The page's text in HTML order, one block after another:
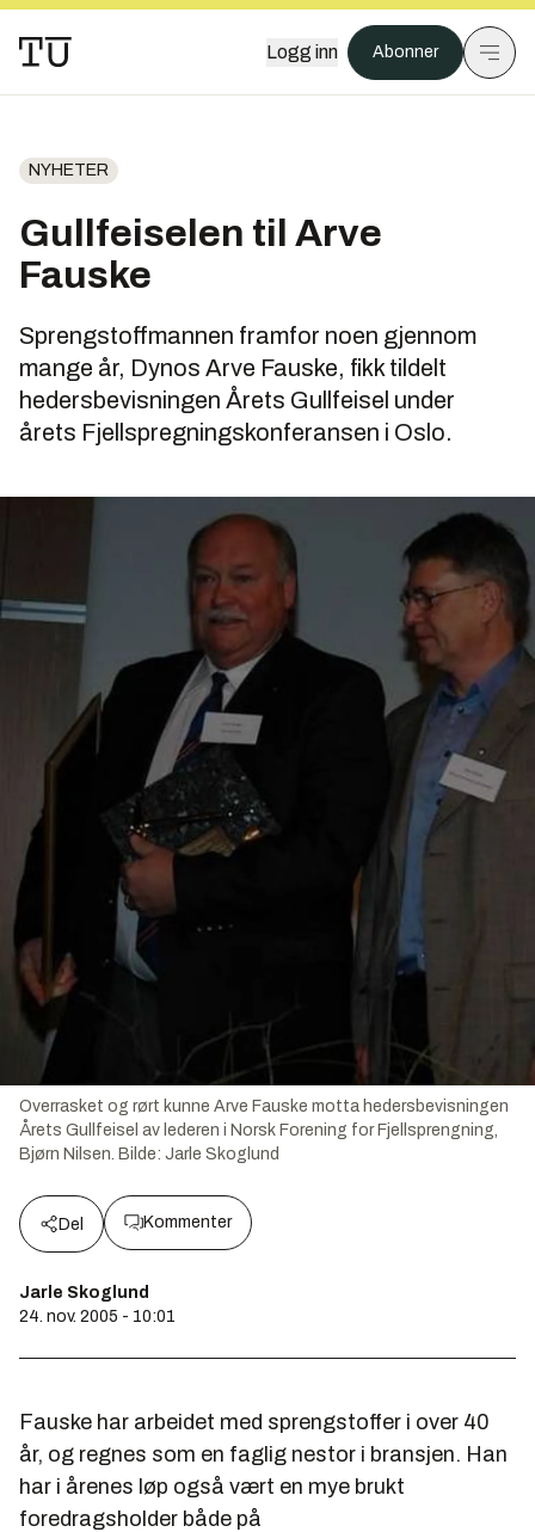
Logg inn Abonner
NYHETER
Gullfeiselen til Arve
Fauske
Sprengstoffmannen framfor noen gjennom
mange år, Dynos Arve Fauske, fikk tildelt
hedersbevisningen Årets Gullfeisel under
årets Fjellspregningskonferansen i Oslo.
Overrasket og rørt kunne Arve Fauske motta hedersbevisningen
Årets Gullfeisel av lederen i Norsk Forening for Fjellsprengning,
Bjørn Nilsen. Bilde: Jarle Skoglund
Del Kommenter
Jarle Skoglund
24. nov. 2005 - 10:01
Fauske har arbeidet med sprengstoffer i over 40
år, og regnes som en faglig nestor i bransjen. Han
har i årenes løp også vært en mye brukt
foredragsholder både på